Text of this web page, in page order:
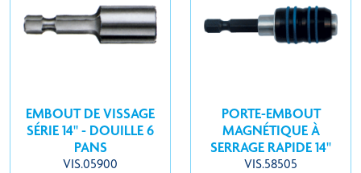
EMBOUT DE VISSAGE
SÉRIE 14'' - DOUILLE 6
PANS
VIS.05900
PORTE-EMBOUT
MAGNÉTIQUE À
SERRAGE RAPIDE 14''
VIS.58505